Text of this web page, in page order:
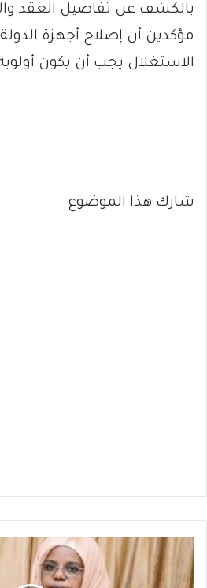
بالكشف عن تفاصيل العقد
مؤكدين أن إصلاح أجهزة
الاستغلال يجب أن يكون
شارك هذا الموضوع
مدير
أراضي